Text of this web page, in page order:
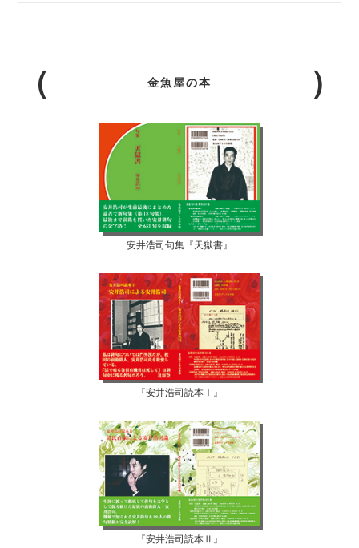
金魚屋の本
安井浩司句集『天獄書』
『安井浩司読本Ⅰ』
『安井浩司読本Ⅱ』